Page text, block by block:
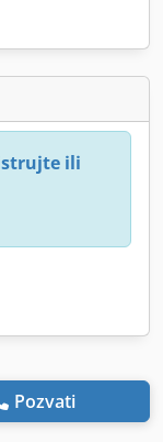
ili
Pozvati